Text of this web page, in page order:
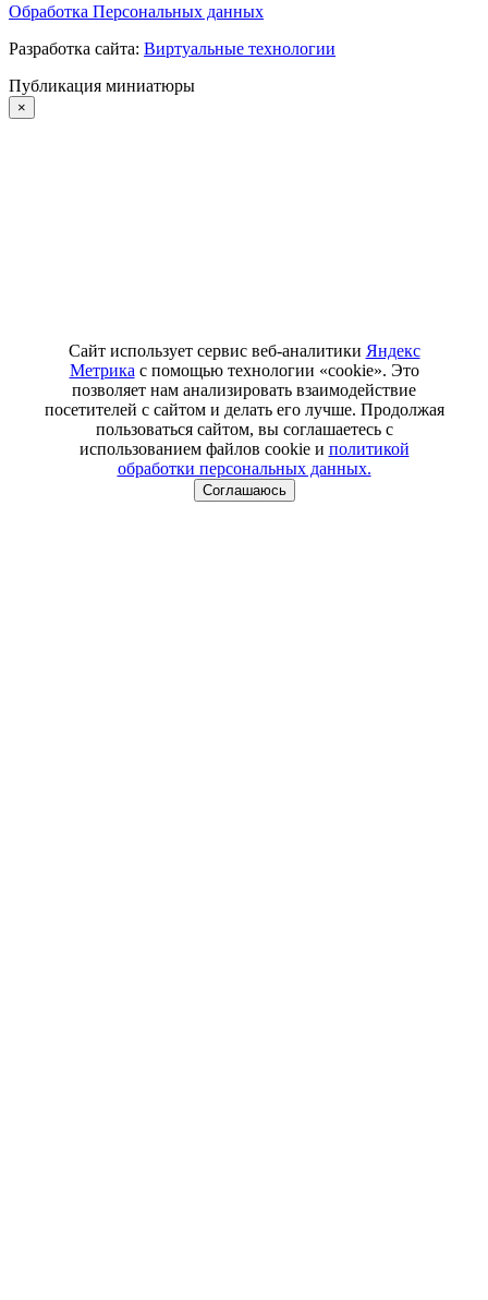
Обработка Персональных данных
Разработка сайта: Виртуальные технологии
Публикация миниатюры
×
Сайт использует сервис веб-аналитики Яндекс
Метрика с помощью технологии «cookie». Это
позволяет нам анализировать взаимодействие
посетителей с сайтом и делать его лучше. Продолжая
пользоваться сайтом, вы соглашаетесь с
использованием файлов cookie и политикой
обработки персональных данных.
Соглашаюсь